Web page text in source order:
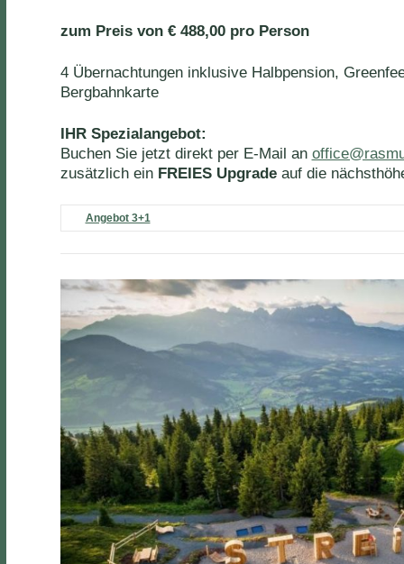
zum Preis von € 488,00 pro Person
4 Übernachtungen inklusive Halbpension,
Bergbahnkarte
IHR Spezialangebot:
Buchen Sie jetzt direkt per E-Mail an
zusätzlich ein FREIES Upgradeauf die
Angebot 3+1